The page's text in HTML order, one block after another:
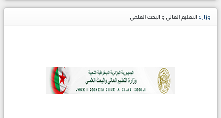
وزارة التعليم العالي و البحث العلمي